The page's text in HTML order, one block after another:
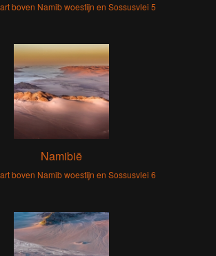
boven Namib woestijn en Sossusvlei 5
Namibië
boven Namib woestijn en Sossusvlei 6